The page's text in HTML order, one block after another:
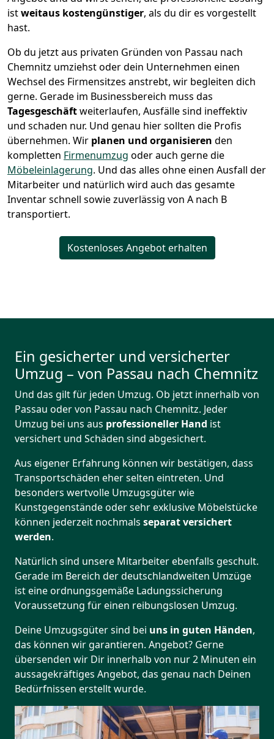
istweitaus kostengünstiger, als du dir es vorgestellt
hast.
Ob du jetzt aus privaten Gründen von Passau nach
Chemnitz umziehst oder dein Unternehmen einen
Wechsel des Firmensitzes anstrebt, wir begleiten dich
gerne. Gerade im Businessbereich muss das
Tagesgeschäftweiterlaufen, Ausfälle sind ineffektiv
und schaden nur. Und genau hier sollten die Profis
übernehmen. Wir planen und organisieren den
kompletten Firmenumzug oder auch gerne die
Möbeleinlagerung. Und das alles ohne einen Ausfall der
Mitarbeiter und natürlich wird auch das gesamte
Inventar schnell sowie zuverlässig von A nach B
transportiert.
Kostenloses Angebot erhalten
Ein gesicherter und versicherter
Umzug – von Passau nach Chemnitz
Und das gilt für jeden Umzug. Ob jetzt innerhalb von
Passau oder von Passau nach Chemnitz. Jeder
Umzug bei uns aus professioneller Hand ist
versichert und Schäden sind abgesichert.
Aus eigener Erfahrung können wir bestätigen, dass
Transportschäden eher selten eintreten. Und
besonders wertvolle Umzugsgüter wie
Kunstgegenstände oder sehr exklusive Möbelstücke
können jederzeit nochmals separat versichert
werden.
Natürlich sind unsere Mitarbeiter ebenfalls geschult.
Gerade im Bereich der deutschlandweiten Umzüge
ist eine ordnungsgemäße Ladungssicherung
Voraussetzung für einen reibungslosen Umzug.
Deine Umzugsgüter sind bei uns in guten Händen,
das können wir garantieren. Angebot? Gerne
übersenden wir Dir innerhalb von nur 2 Minuten ein
aussagekräftiges Angebot, das genau nach Deinen
Bedürfnissen erstellt wurde.